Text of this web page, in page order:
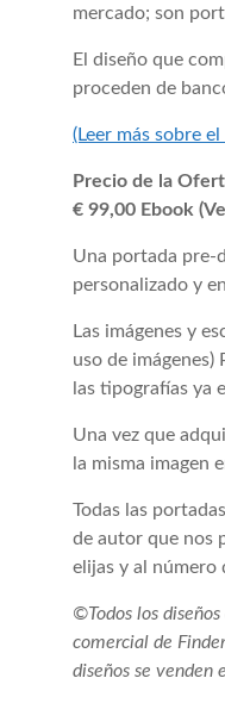
mercado; son
El diseño que
proceden de
(Leer más sobre
Precio de la
€ 99,00 Ebook
Una portada pre-
personalizado y
Las imágenes y
uso de
las tipografías ya
Una vez que
la misma imagen
Todas las
de autor que nos
elijas y al número
©Todos los
comercial de
diseños se venden